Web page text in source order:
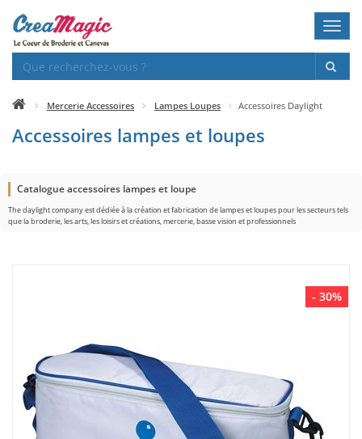
Mercerie Accessoires Lampes Loupes Accessoires Daylight
Accessoires lampes et loupes
Catalogue accessoires lampes et loupe
The daylight company est dédiée à la création et fabrication de lampes et loupes pour les secteurs tels
que la broderie, les arts, les loisirs et créations, mercerie, basse vision et professionnels
- 30%